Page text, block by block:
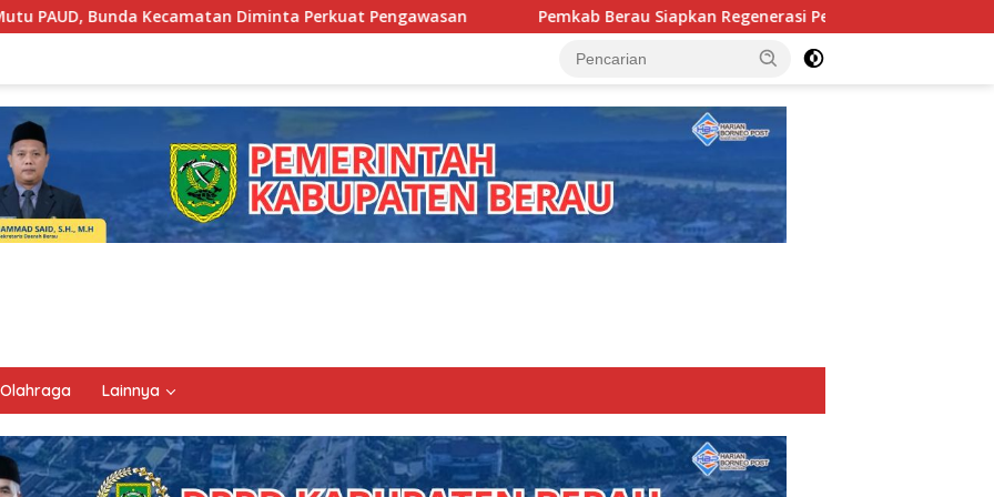
Diminta Perkuat Pengawasan Pemkab Berau Siapkan Regenerasi Pejabat, Empat Kursi Kepala OPD Segera Diisi
Olahraga Lainnya